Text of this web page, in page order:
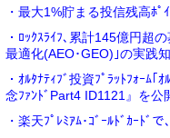
・最大1%貯まる投信残高ﾎﾟ
・ﾛｯｸｽﾗｲﾌ､累計145億円超
最適化(AEO･GEO)｣の実践
・ｵﾙﾀﾅﾃｨﾌﾞ投資ﾌﾟﾗｯﾄﾌｫｰﾑ
念ﾌｧﾝﾄﾞPart4 ID1121』を公
・楽天ﾌﾟﾚﾐｱﾑ･ｺﾞｰﾙﾄﾞｶｰﾄﾞ